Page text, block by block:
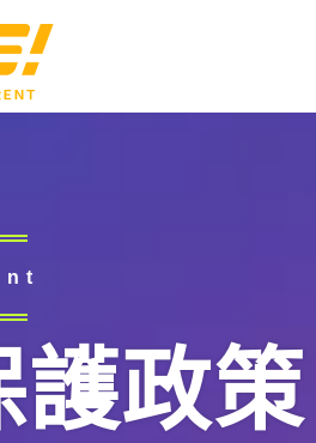
護政策